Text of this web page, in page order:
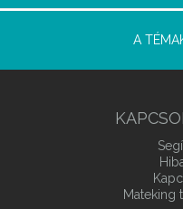
A
Mateking